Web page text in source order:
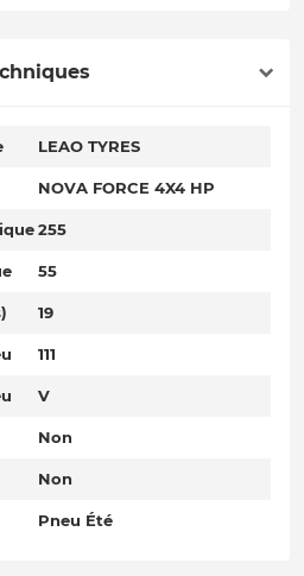
LEAO TYRES
NOVA FORCE 4X4 HP
255
55
19
111
V
Non
Non
Pneu Été